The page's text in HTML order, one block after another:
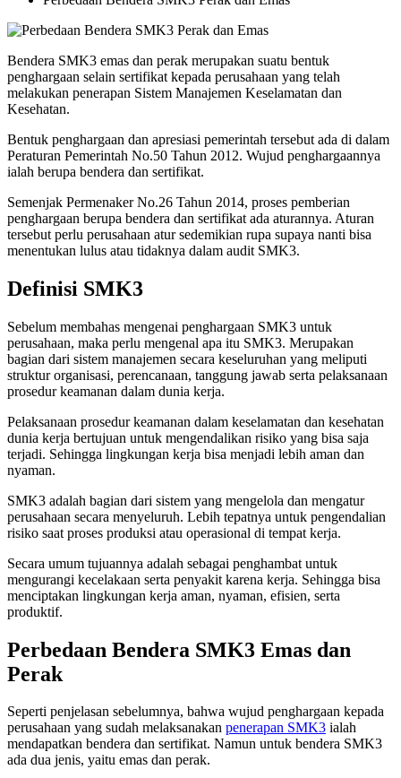
Bendera SMK3 emas dan perak merupakan suatu bentuk
penghargaan selain sertifikat kepada perusahaan yang telah
melakukan penerapan Sistem Manajemen Keselamatan dan
Kesehatan.
Bentuk penghargaan dan apresiasi pemerintah tersebut ada di dalam
Peraturan Pemerintah No.50 Tahun 2012. Wujud penghargaannya
ialah berupa bendera dan sertifikat.
Semenjak Permenaker No.26 Tahun 2014, proses pemberian
penghargaan berupa bendera dan sertifikat ada aturannya. Aturan
tersebut perlu perusahaan atur sedemikian rupa supaya nanti bisa
menentukan lulus atau tidaknya dalam audit SMK3.
Definisi SMK3
Sebelum membahas mengenai penghargaan SMK3 untuk
perusahaan, maka perlu mengenal apa itu SMK3. Merupakan
bagian dari sistem manajemen secara keseluruhan yang meliputi
struktur organisasi, perencanaan, tanggung jawab serta pelaksanaan
prosedur keamanan dalam dunia kerja.
Pelaksanaan prosedur keamanan dalam keselamatan dan kesehatan
dunia kerja bertujuan untuk mengendalikan risiko yang bisa saja
terjadi. Sehingga lingkungan kerja bisa menjadi lebih aman dan
nyaman.
SMK3 adalah bagian dari sistem yang mengelola dan mengatur
perusahaan secara menyeluruh. Lebih tepatnya untuk pengendalian
risiko saat proses produksi atau operasional di tempat kerja.
Secara umum tujuannya adalah sebagai penghambat untuk
mengurangi kecelakaan serta penyakit karena kerja. Sehingga bisa
menciptakan lingkungan kerja aman, nyaman, efisien, serta
produktif.
Perbedaan Bendera SMK3 Emas dan
Perak
Seperti penjelasan sebelumnya, bahwa wujud penghargaan kepada
perusahaan yang sudah melaksanakan penerapan SMK3 ialah
mendapatkan bendera dan sertifikat. Namun untuk bendera SMK3
ada dua jenis, yaitu emas dan perak.